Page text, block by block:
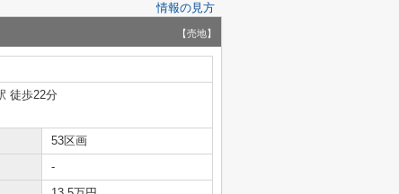
情報の見方
【売地】
徒歩22分
53区画
-